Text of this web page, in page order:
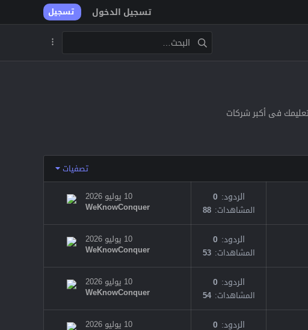
تسجيل الدخول تسجيل
فى أكبر شركات
تصفيات
الردود 0
المشاهدات 88
10 يوليو 2026
WeKnowConquer
الردود 0
المشاهدات 53
10 يوليو 2026
WeKnowConquer
الردود 0
المشاهدات 54
10 يوليو 2026
WeKnowConquer
الردود 0
10 يوليو 2026